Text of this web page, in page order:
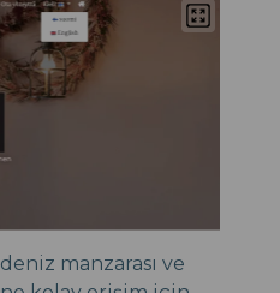
manzarası ve